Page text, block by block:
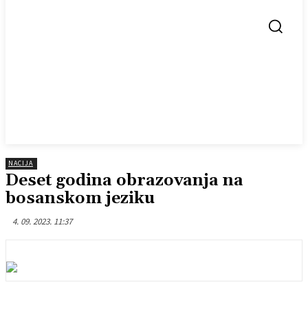
NACIJA
Deset godina obrazovanja na
bosanskom jeziku
4. 09. 2023. 11:37